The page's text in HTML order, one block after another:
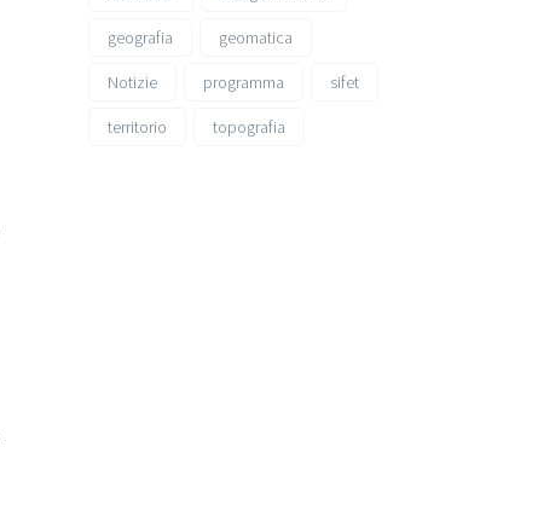
geografia geomatica
Notizie programma sifet
territorio topografia